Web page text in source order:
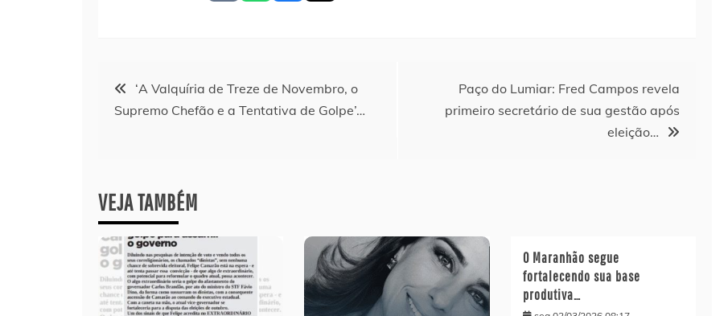
Navegação
‘A Valquíria de Treze de Novembro, o
Supremo Chefão e a Tentativa de Golpe’…
Paço do Lumiar: Fred Campos revela
primeiro secretário de sua gestão após
eleição…
VEJA TAMBÉM
O Maranhão segue
fortalecendo sua base
produtiva…